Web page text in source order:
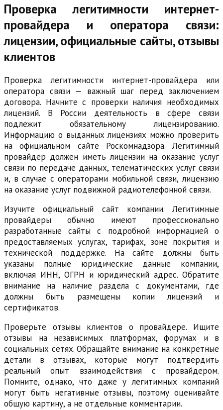
Проверка легитимности интернет-
провайдера и оператора связи:
лицензии, официальные сайты, отзывы
клиентов
Проверка легитимности интернет-провайдера или
оператора связи — важный шаг перед заключением
договора. Начните с проверки наличия необходимых
лицензий. В России деятельность в сфере связи
подлежит обязательному лицензированию.
Информацию о выданных лицензиях можно проверить
на официальном сайте Роскомнадзора. Легитимный
провайдер должен иметь лицензии на оказание услуг
связи по передаче данных, телематических услуг связи
и, в случае с операторами мобильной связи, лицензию
на оказание услуг подвижной радиотелефонной связи.
Изучите официальный сайт компании. Легитимные
провайдеры обычно имеют профессионально
разработанные сайты с подробной информацией о
предоставляемых услугах, тарифах, зоне покрытия и
технической поддержке. На сайте должны быть
указаны полные юридические данные компании,
включая ИНН, ОГРН и юридический адрес. Обратите
внимание на наличие раздела с документами, где
должны быть размещены копии лицензий и
сертификатов.
Проверьте отзывы клиентов о провайдере. Ищите
отзывы на независимых платформах, форумах и в
социальных сетях. Обращайте внимание на конкретные
детали в отзывах, которые могут подтвердить
реальный опыт взаимодействия с провайдером.
Помните, однако, что даже у легитимных компаний
могут быть негативные отзывы, поэтому оценивайте
общую картину, а не отдельные комментарии.